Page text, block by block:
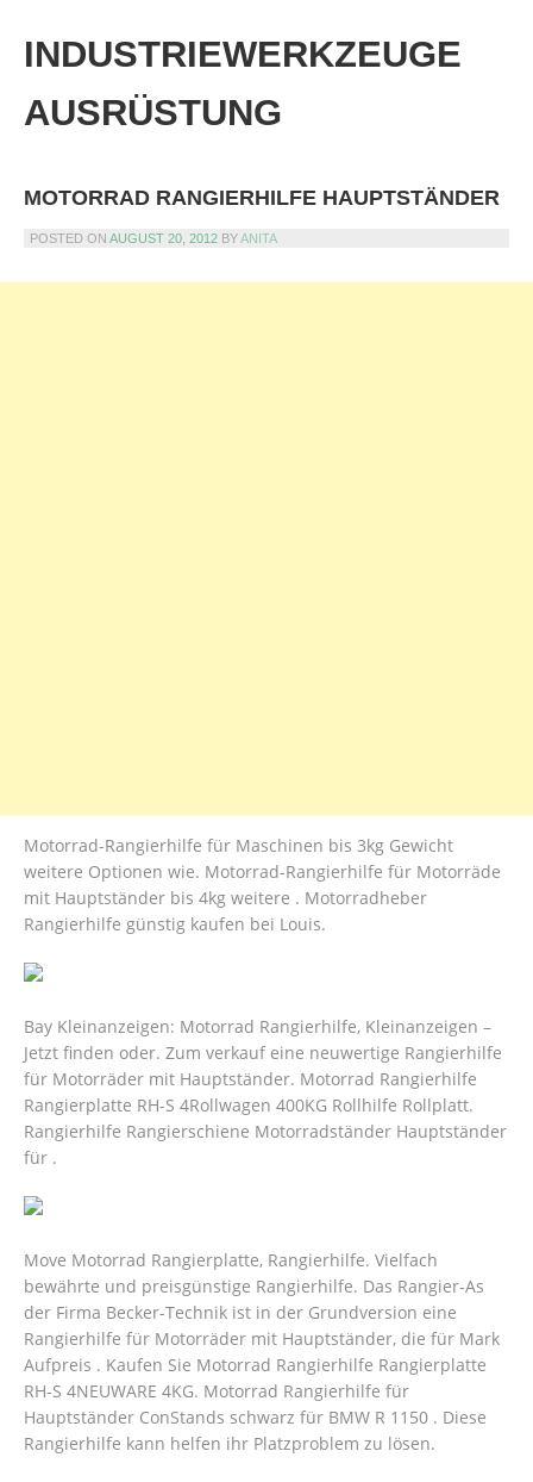
content
INDUSTRIEWERKZEUGE
AUSRÜSTUNG
MOTORRAD RANGIERHILFE HAUPTSTÄNDER
POSTED ON AUGUST 20, 2012 BYANITA
Motorrad-Rangierhilfe für Maschinen bis 3kg Gewicht
weitere Optionen wie. Motorrad-Rangierhilfe für Motorräde
mit Hauptständer bis 4kg weitere . Motorradheber
Rangierhilfe günstig kaufen bei Louis.
Bay Kleinanzeigen: Motorrad Rangierhilfe, Kleinanzeigen –
Jetzt finden oder. Zum verkauf eine neuwertige Rangierhilfe
für Motorräder mit Hauptständer. Motorrad Rangierhilfe
Rangierplatte RH-S 4Rollwagen 400KG Rollhilfe Rollplatt.
Rangierhilfe Rangierschiene Motorradständer Hauptständer
für .
Move Motorrad Rangierplatte, Rangierhilfe. Vielfach
bewährte und preisgünstige Rangierhilfe. Das Rangier-As
der Firma Becker-Technik ist in der Grundversion eine
Rangierhilfe für Motorräder mit Hauptständer, die für Mark
Aufpreis . Kaufen Sie Motorrad Rangierhilfe Rangierplatte
RH-S 4NEUWARE 4KG. Motorrad Rangierhilfe für
Hauptständer ConStands schwarz für BMW R 1150 . Diese
Rangierhilfe kann helfen ihr Platzproblem zu lösen.